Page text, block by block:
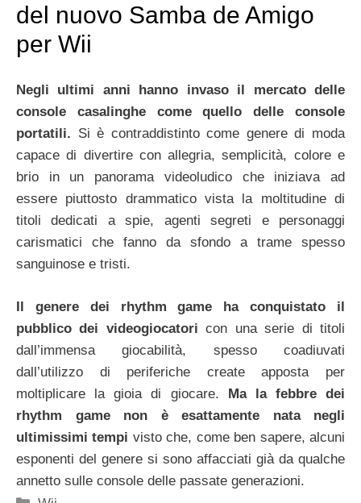
del nuovo Samba de Amigo
per Wii
Negli ultimi anni hanno invaso il mercato delle
console casalinghe come quello delle console
portatili. Si è contraddistinto come genere di moda
capace di divertire con allegria, semplicità, colore e
brio in un panorama videoludico che iniziava ad
essere piuttosto drammatico vista la moltitudine di
titoli dedicati a spie, agenti segreti e personaggi
carismatici che fanno da sfondo a trame spesso
sanguinose e tristi.
Il genere dei rhythm game ha conquistato il
pubblico dei videogiocatoricon una serie di titoli
dall’immensa giocabilità, spesso coadiuvati
dall’utilizzo di periferiche create apposta per
moltiplicare la gioia di giocare. Ma la febbre dei
rhythm game non è esattamente nata negli
ultimissimi tempi visto che, come ben sapere, alcuni
esponenti del genere si sono affacciati già da qualche
annetto sulle console delle passate generazioni.